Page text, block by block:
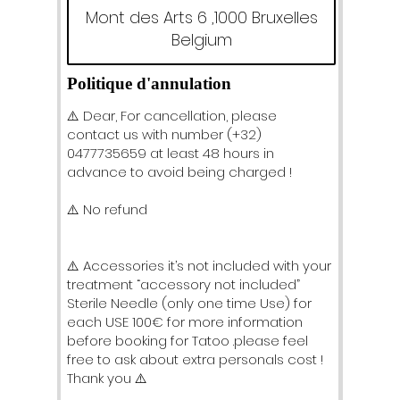
5
m
i
n
Mont des Arts 6 ,1000 Bruxelles
Belgium
Politique d'annulation
⚠️ Dear, For cancellation, please
contact us with number (+32)
0477735659 at least 48 hours in
advance to avoid being charged !
⚠️ No refund
⚠️ Accessories it’s not included with your
treatment “accessory not included”
Sterile Needle (only one time Use) for
each USE 100€ for more information
before booking for Tatoo .please feel
free to ask about extra personals cost !
Thank you ⚠️